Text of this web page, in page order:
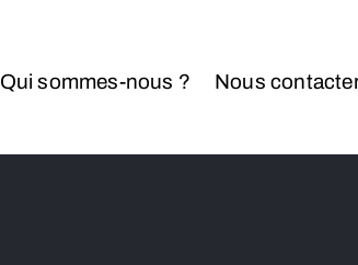
Qui sommes-nous ? Nous